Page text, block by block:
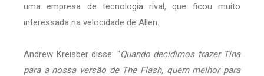
uma empresa de tecnologia rival, que ficou muito
interessada na velocidade de Allen.
Andrew Kreisber disse: "Quando decidimos trazer Tina
para a nossa versão de The Flash, quem melhor para